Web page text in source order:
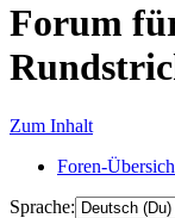
Forum
Zum Inhalt
Foren-
Sprache: